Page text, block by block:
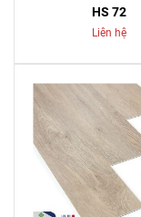
HS 72
Liên hệ